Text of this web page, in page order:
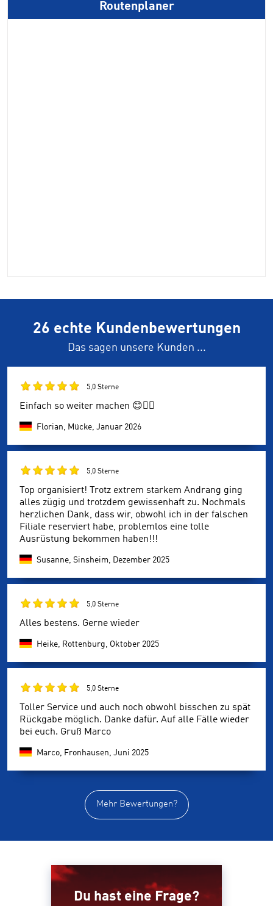
Routenplaner
26 echte Kundenbewertungen
Das sagen unsere Kunden ...
5,0 Sterne
Einfach so weiter machen 😊👌🏼
Florian, Mücke, Januar 2026
5,0 Sterne
Top organisiert! Trotz extrem starkem Andrang ging
alles zügig und trotzdem gewissenhaft zu. Nochmals
herzlichen Dank, dass wir, obwohl ich in der falschen
Filiale reserviert habe, problemlos eine tolle
Ausrüstung bekommen haben!!!
Susanne, Sinsheim, Dezember 2025
5,0 Sterne
Alles bestens. Gerne wieder
Heike, Rottenburg, Oktober 2025
5,0 Sterne
Toller Service und auch noch obwohl bisschen zu spät
Rückgabe möglich. Danke dafür. Auf alle Fälle wieder
bei euch. Gruß Marco
Marco, Fronhausen, Juni 2025
Mehr Bewertungen?
Du hast eine Frage?